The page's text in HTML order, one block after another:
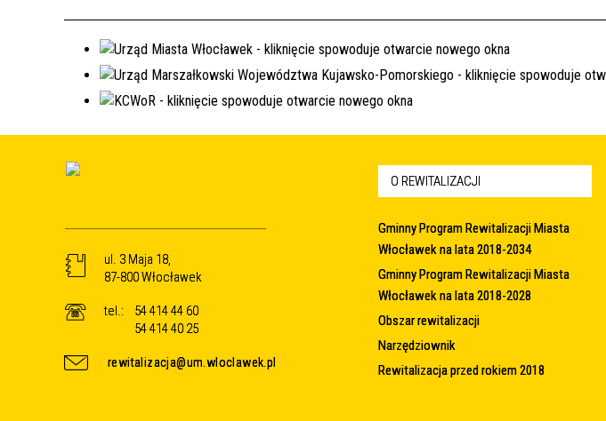
ul. 3 Maja 18,
87-800 Włocławek
tel.:
54 414 44 60
54 414 40 25
rewitalizacja@um.wloclawek.pl
O REWITALIZACJI
Gminny Program Rewitalizacji Miasta
Włocławek na lata 2018-2034
Gminny Program Rewitalizacji Miasta
Włocławek na lata 2018-2028
Obszar rewitalizacji
Narzędziownik
Rewitalizacja przed rokiem 2018